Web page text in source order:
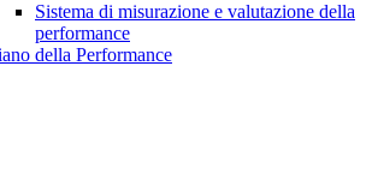
Sistema di misurazione e valutazione della
performance
della Performance